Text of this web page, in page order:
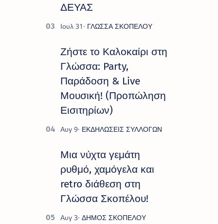
ΔΕΥΑΣ
Ζήστε το Καλοκαίρι στη
Γλώσσα: Party,
Παράδοση & Live
Μουσική! (Προπώληση
Εισιτηρίων)
Μια νύχτα γεμάτη
ρυθμό, χαμόγελα και
retro διάθεση στη
Γλώσσα Σκοπέλου!